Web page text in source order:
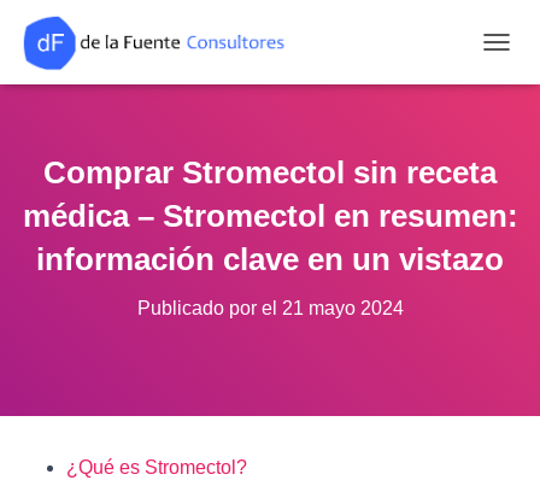
Comprar Stromectol sin receta
médica – Stromectol en resumen:
información clave en un vistazo
Publicado por el 21 mayo 2024
¿Qué es Stromectol?